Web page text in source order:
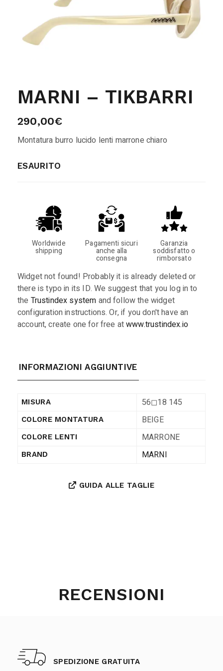
MARNI – TIKBARRI
290,00€
Montatura burro lucido lenti marrone chiaro
ESAURITO
Worldwide
shipping
Pagamenti sicuri
anche alla
consegna
Garanzia
soddisfatto o
rimborsato
Widget not found! Probably it is already deleted or
there is typo in its ID. We suggest that you log in to
the Trustindex system and follow the widget
configuration instructions. Or, if you don't have an
account, create one for free atwww.trustindex.io
INFORMAZIONI AGGIUNTIVE
MISURA 56◻︎18 145
COLORE MONTATURA BEIGE
COLORE LENTI MARRONE
BRAND MARNI
GUIDA ALLE TAGLIE
RECENSIONI
SPEDIZIONE GRATUITA